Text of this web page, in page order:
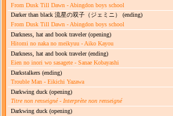
From Dusk Till Dawn - Abingdon boys school
Darker than black 流星の双子（ジェミニ）
(ending)
From Dusk Till Dawn - Abingdon boys school
Darkness, hat and book traveler(opening)
Hitomi no naka no meikyuu - Aiko Kayou
Darkness, hat and book traveler(ending)
Eien no inori wo sasagete - Sanae Kobayashi
Darkstalkers (ending)
Trouble Man - Eikichi Yazawa
Darkwing duck (opening)
Titre non renseigné- Interprète non renseigné
Darkwing duck (opening)